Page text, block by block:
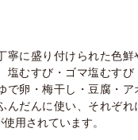
寧に盛り付けられた色鮮
塩むすび・ゴマ塩むすび
で卵・梅干し・豆腐・ア
んだんに使い、それぞれ
用されています。